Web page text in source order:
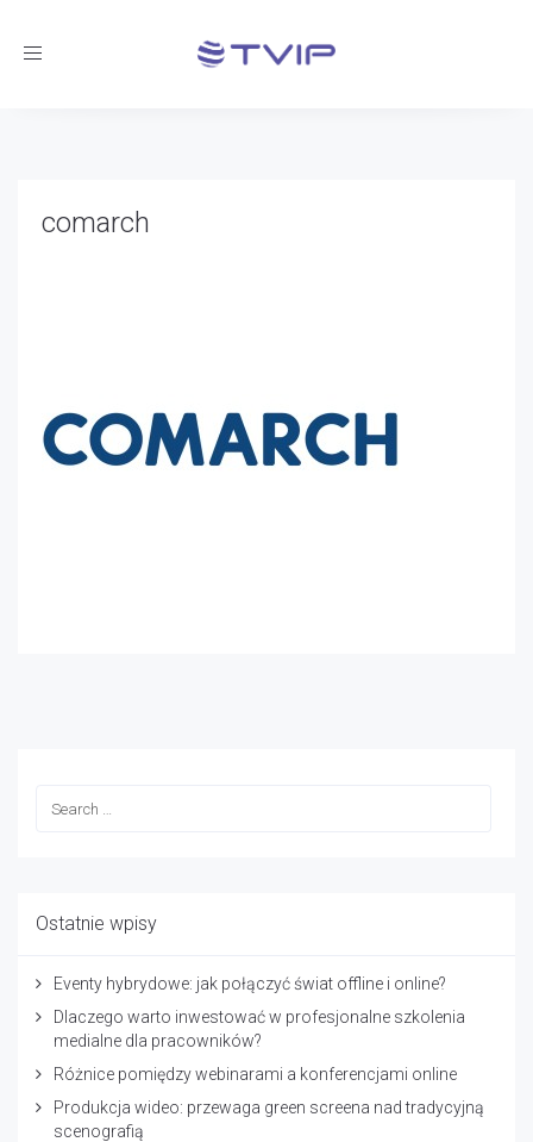
Toggle
comarch
Ostatnie wpisy
Eventy hybrydowe: jak połączyć świat offline i online?
Dlaczego warto inwestować w profesjonalne szkolenia
medialne dla pracowników?
Różnice pomiędzy webinarami a konferencjami online
Produkcja wideo: przewaga green screena nad tradycyjną
scenografią